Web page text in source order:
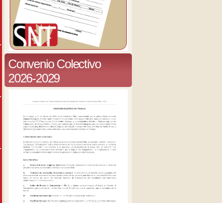
Convenio Colectivo
2026-2029